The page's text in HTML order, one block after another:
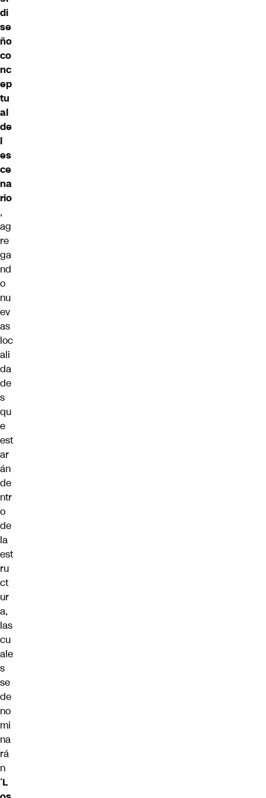
di
se
ño
co
nc
ep
tu
al
de
l
es
ce
na
rio
,
ag
re
ga
nd
o
nu
ev
as
loc
ali
da
de
s
qu
e
est
ar
án
de
ntr
o
de
la
est
ru
ct
ur
a,
las
cu
ale
s
se
de
no
mi
na
rá
n
‘L